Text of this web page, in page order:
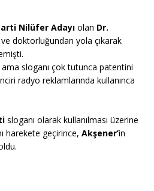
Nilüfer Adayı olan Dr.
ve doktorluğundan yola çıkarak
sloganı çok tutunca patentini
radyo reklamlarında kullanınca
sloganı olarak kullanılması üzerine
harekete geçirince, Akşener’in